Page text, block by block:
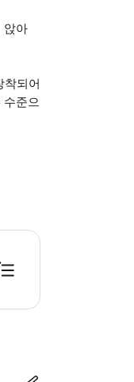
앉아
착되어
준으
약 시 확인 부탁드립니다.)